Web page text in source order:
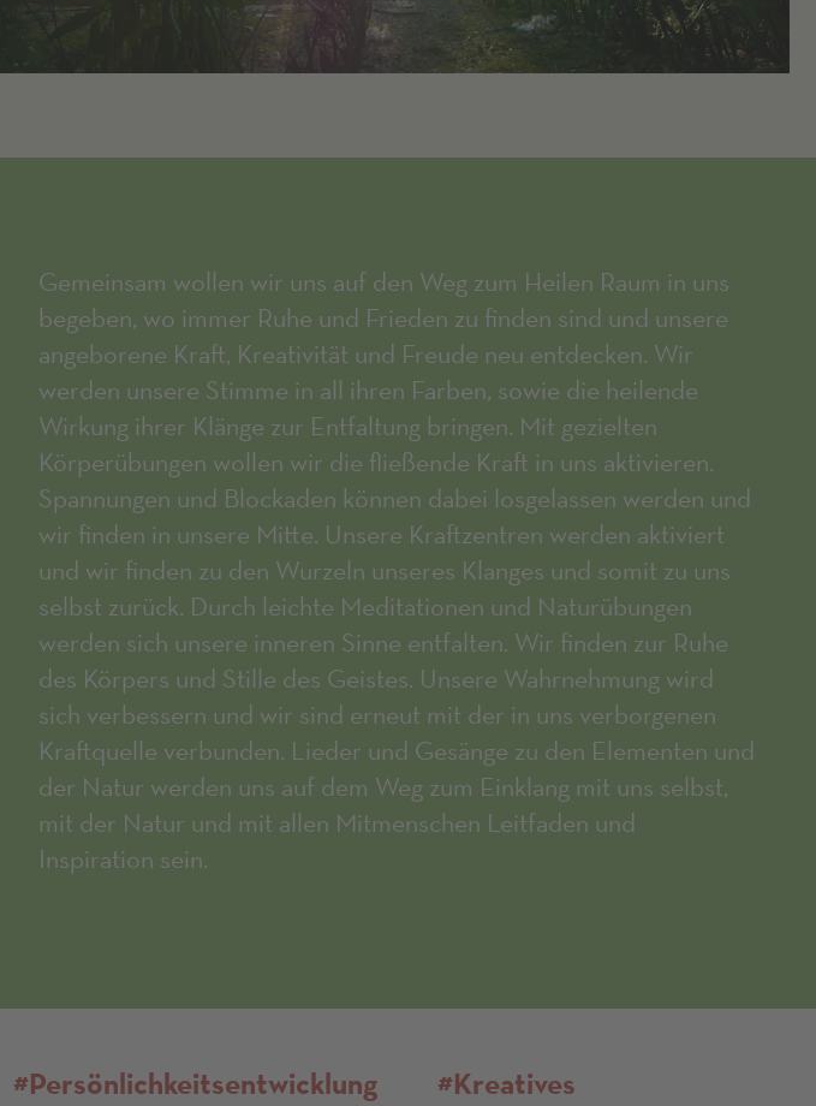
Gemeinsam wollen wir uns auf den Weg zum Heilen Raum in uns
begeben, wo immer Ruhe und Frieden zu finden sind und unsere
angeborene Kraft, Kreativität und Freude neu entdecken. Wir
werden unsere Stimme in all ihren Farben, sowie die heilende
Wirkung ihrer Klänge zur Entfaltung bringen. Mit gezielten
Körperübungen wollen wir die fließende Kraft in uns aktivieren.
Spannungen und Blockaden können dabei losgelassen werden und
wir finden in unsere Mitte. Unsere Kraftzentren werden aktiviert
und wir finden zu den Wurzeln unseres Klanges und somit zu uns
selbst zurück. Durch leichte Meditationen und Naturübungen
werden sich unsere inneren Sinne entfalten. Wir finden zur Ruhe
des Körpers und Stille des Geistes. Unsere Wahrnehmung wird
sich verbessern und wir sind erneut mit der in uns verborgenen
Kraftquelle verbunden. Lieder und Gesänge zu den Elementen und
der Natur werden uns auf dem Weg zum Einklang mit uns selbst,
mit der Natur und mit allen Mitmenschen Leitfaden und
Inspiration sein.
#Persönlichkeitsentwicklung
#Kreatives